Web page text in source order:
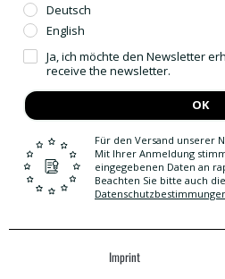
Deutsch
English
Ja, ich möchte den Newsletter
receive the newsletter.
OK
Für den Versand unserer
Mit Ihrer Anmeldung
eingegebenen Daten an
Beachten Sie bitte auch die
Imprint